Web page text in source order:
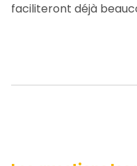
faciliteront déjà